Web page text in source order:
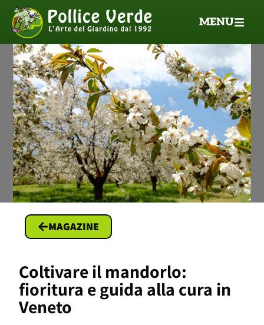
MENU
MAGAZINE
Coltivare il mandorlo:
fioritura e guida alla cura in
Veneto